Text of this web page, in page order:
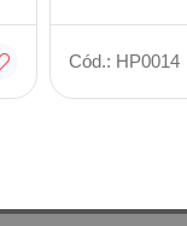
Cód.: HP0014